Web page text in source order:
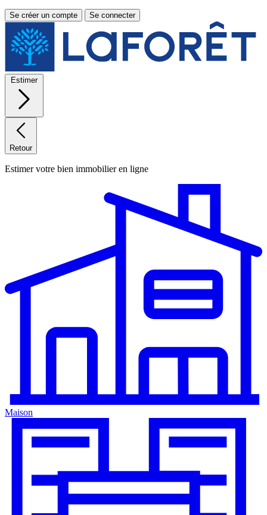
Se créer un compte Se connecter
Estimer
Retour
Estimer votre bien immobilier en ligne
Maison